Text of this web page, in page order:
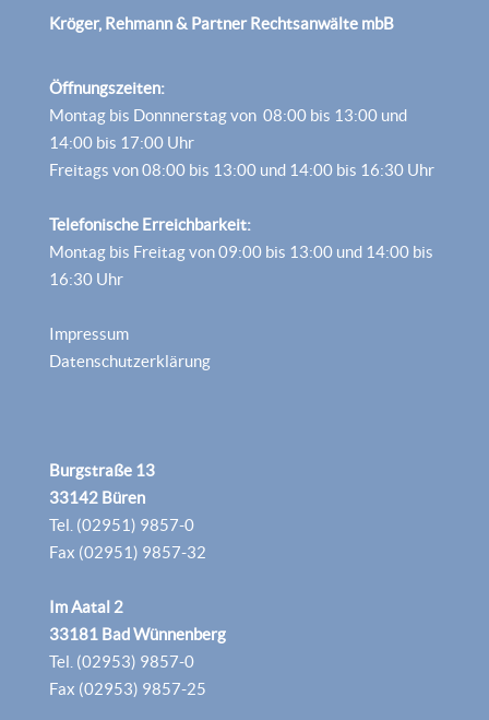
Kröger, Rehmann & Partner Rechtsanwälte mbB
Öffnungszeiten:
Montag bis Donnnerstag von 08:00 bis 13:00 und
14:00 bis 17:00 Uhr
Freitags von 08:00 bis 13:00 und 14:00 bis 16:30 Uhr
Telefonische Erreichbarkeit:
Montag bis Freitag von 09:00 bis 13:00 und 14:00 bis
16:30 Uhr
Impressum
Datenschutzerklärung
Burgstraße 13
33142 Büren
Tel. (02951) 9857-0
Fax (02951) 9857-32
Im Aatal 2
33181 Bad Wünnenberg
Tel. (02953) 9857-0
Fax (02953) 9857-25